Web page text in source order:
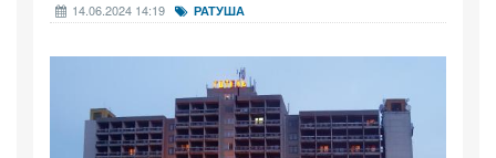
14.06.2024 14:19 РАТУША